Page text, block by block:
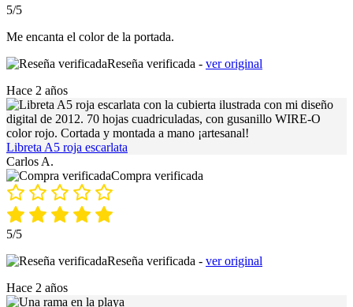
5/5
Me encanta el color de la portada.
Reseña verificada - ver original
Hace 2 años
Libreta A5 roja escarlata
Carlos A.
Compra verificada
5/5
Reseña verificada - ver original
Hace 2 años